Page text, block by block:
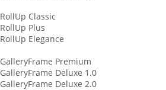
RollUp Classic
RollUp Plus
RollUp Elegance
GalleryFrame Premium
GalleryFrame Deluxe 1.0
GalleryFrame Deluxe 2.0